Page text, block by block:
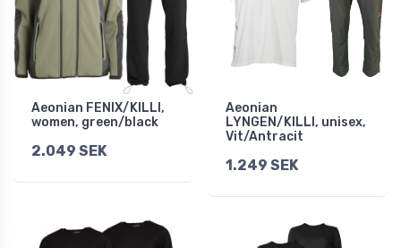
Aeonian FENIX/KILLI,
women, green/black
2.049 SEK
Aeonian
LYNGEN/KILLI, unisex,
Vit/Antracit
1.249 SEK